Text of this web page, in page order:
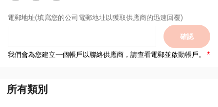
電郵地址(填寫您的公司電郵地址以獲取供應商的迅速回覆)
確認
我們會為您建立一個帳戶以聯絡供應商，請查看電郵並啟動帳戶。
所有類別